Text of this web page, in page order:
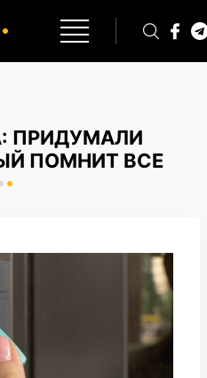
ПРИДУМАЛИ
ПОМНИТ ВСЕ